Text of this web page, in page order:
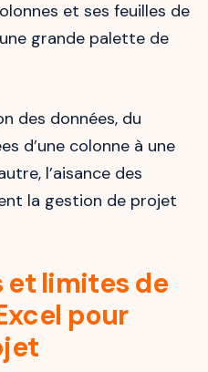
et ses feuilles de
grande palette de
des données, du
d’une colonne à une
l’aisance des
la gestion de projet
limites de
pour